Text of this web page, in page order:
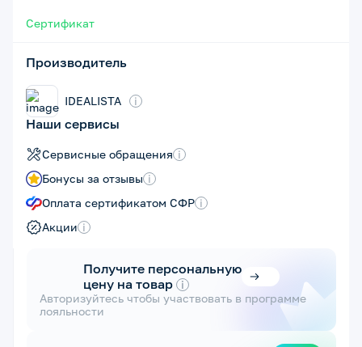
Сертификат
Производитель
IDEALISTA i
Наши сервисы
Сервисные обращения i
Бонусы за отзывы i
Оплата сертификатом СФР i
Акции i
Получите персональную
цену на товар i
Авторизуйтесь чтобы участвовать в программе
лояльности